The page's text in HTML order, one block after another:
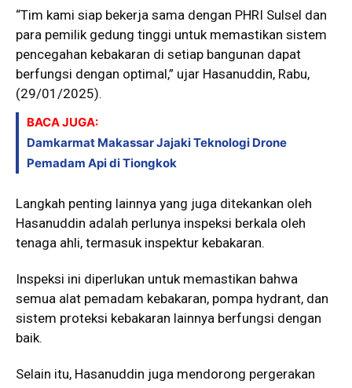
“Tim kami siap bekerja sama dengan PHRI Sulsel dan
para pemilik gedung tinggi untuk memastikan sistem
pencegahan kebakaran di setiap bangunan dapat
berfungsi dengan optimal,” ujar Hasanuddin, Rabu,
(29/01/2025).
BACA JUGA:
Damkarmat Makassar Jajaki Teknologi Drone
Pemadam Api di Tiongkok
Langkah penting lainnya yang juga ditekankan oleh
Hasanuddin adalah perlunya inspeksi berkala oleh
tenaga ahli, termasuk inspektur kebakaran.
Inspeksi ini diperlukan untuk memastikan bahwa
semua alat pemadam kebakaran, pompa hydrant, dan
sistem proteksi kebakaran lainnya berfungsi dengan
baik.
Selain itu, Hasanuddin juga mendorong pergerakan